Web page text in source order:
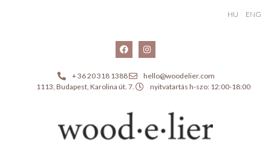
HU ENG
+ 36 20 318 1388
hello@woodelier.com
1113, Budapest, Karolina út. 7.
nyitvatartás h-szo: 12:00-18:00